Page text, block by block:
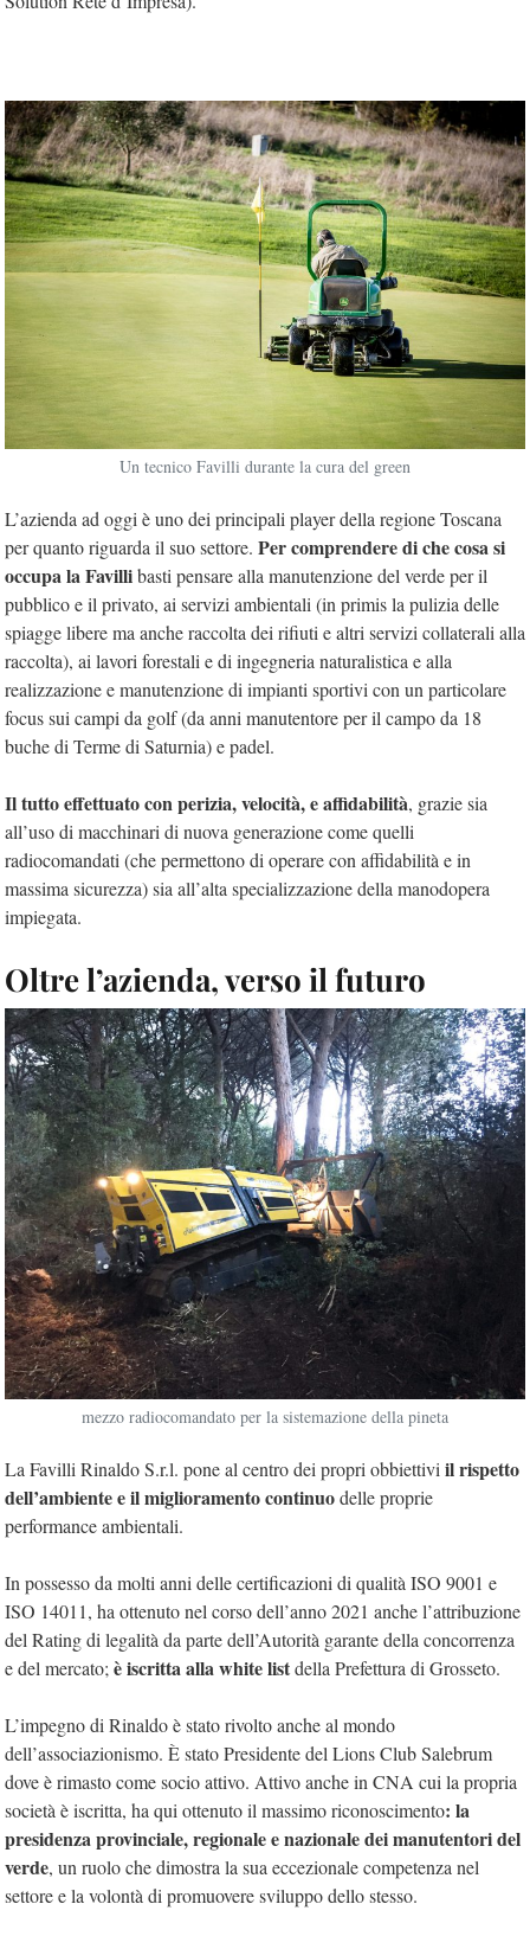
Un tecnico Favilli durante la cura del green
L’azienda ad oggi è uno dei principali player della regione Toscana
per quanto riguarda il suo settore. Per comprendere di che cosa si
occupa la Favillibasti pensare alla manutenzione del verde per il
pubblico e il privato, ai servizi ambientali (in primis la pulizia delle
spiagge libere ma anche raccolta dei rifiuti e altri servizi collaterali alla
raccolta), ai lavori forestali e di ingegneria naturalistica e alla
realizzazione e manutenzione di impianti sportivi con un particolare
focus sui campi da golf (da anni manutentore per il campo da 18
buche di Terme di Saturnia) e padel.
Il tutto effettuato con perizia, velocità, e affidabilità, grazie sia
all’uso di macchinari di nuova generazione come quelli
radiocomandati (che permettono di operare con affidabilità e in
massima sicurezza) sia all’alta specializzazione della manodopera
impiegata.
Oltre l’azienda, verso il futuro
mezzo radiocomandato per la sistemazione della pineta
La Favilli Rinaldo S.r.l. pone al centro dei propri obbiettivi il rispetto
dell’ambiente e il miglioramento continuodelle proprie
performance ambientali.
In possesso da molti anni delle certificazioni di qualità ISO 9001 e
ISO 14011, ha ottenuto nel corso dell’anno 2021 anche l’attribuzione
del Rating di legalità da parte dell’Autorità garante della concorrenza
e del mercato; è iscritta alla white listdella Prefettura di Grosseto.
L’impegno di Rinaldo è stato rivolto anche al mondo
dell’associazionismo. È stato Presidente del Lions Club Salebrum
dove è rimasto come socio attivo. Attivo anche in CNA cui la propria
società è iscritta, ha qui ottenuto il massimo riconoscimento: la
presidenza provinciale, regionale e nazionale dei manutentori del
verde, un ruolo che dimostra la sua eccezionale competenza nel
settore e la volontà di promuovere sviluppo dello stesso.